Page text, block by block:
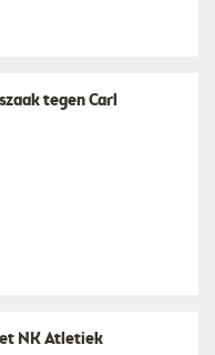
tegen Carl
NK Atletiek